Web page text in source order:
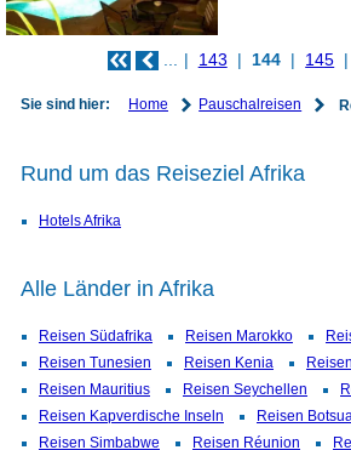
143 144 145
Sie sind hier: Home Pauschalreisen
Rund um das Reiseziel Afrika
Hotels Afrika
Alle Länder in Afrika
Reisen Südafrika Reisen Marokko
Reisen Tunesien
Reisen Kenia
Reisen Mauritius
Reisen Seychellen
Reisen Kapverdische Inseln
Reisen
Reisen Simbabwe
Reisen Réunion